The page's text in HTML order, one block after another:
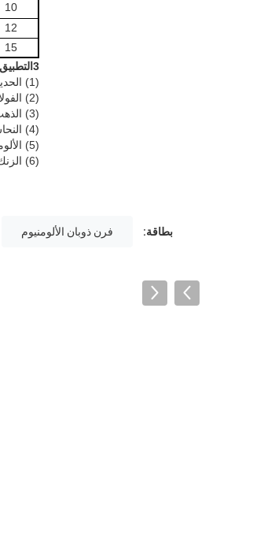
10
12
15
3التطبيق في فرن الذوبان الحثي الكبير:
(1) الحديد، الحديد الخام، الحديد الالي
(2) الفولاذ والفولاذ المقاوم للصدأ والفولاذ المصبوب والفولاذ الكربوني والفولاذ المحمل
(3) الذهب والفضة والبلاتين
(4) النحاس، النحاس، البرونز
(5) الألومنيوم، سبيكة الألومنيوم؛
(6) الزنك، الرصاص، القصدير، المغنيسيوم، النيكل، التيتانيوم.
بطاقة: فرن ذوبان الألومنيوم